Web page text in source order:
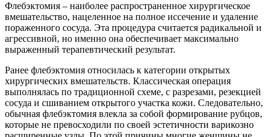
Флебэктомия – наиболее распространенное хирургическое
вмешательство, нацеленное на полное иссечение и удаление
пораженного сосуда. Эта процедура считается радикальной и
агрессивной, но именно она обеспечивает максимально
выраженный терапевтический результат.
Ранее флебэктомия относилась к категории открытых
хирургических вмешательств. Классическая операция
выполнялась по традиционной схеме, с разрезами, резекцией
сосуда и сшиванием открытого участка кожи. Следовательно,
обычная флебэктомия влекла за собой формирование рубцов,
которые не превосходили по своей эстетичности варикозно